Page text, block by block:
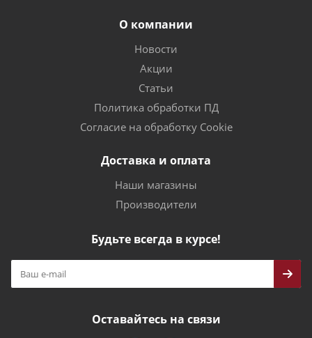
О компании
Новости
Акции
Статьи
Политика обработки ПД
Согласие на обработку Cookie
Доставка и оплата
Наши магазины
Производители
Будьте всегда в курсе!
Оставайтесь на связи